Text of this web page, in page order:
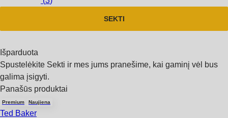
SEKTI
Išparduota
Spustelėkite Sekti ir mes jums pranešime, kai gaminį vėl bus
galima įsigyti.
Panašūs produktai
Premium Naujiena
Ted Baker